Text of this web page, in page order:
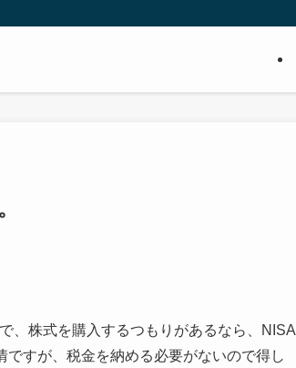
、株式を購入するつもりがあるなら、NISA
すが、税金を納める必要がないので得し